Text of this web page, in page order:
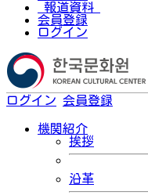
報道資料
会員登録
ログイン
ログイン 会員登録
機関紹介
挨拶
沿革